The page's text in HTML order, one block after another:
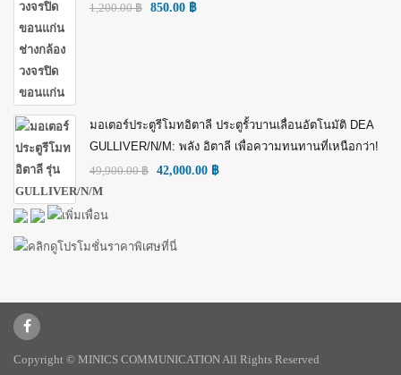
1,200.00฿ 850.00 ฿
มอเตอร์ประตูรีโมทอิตาลี ประตูรั้วบานเลื่อนอัตโนมัติ DEA
GULLIVER/N/M: พลัง อิตาลี เพื่อความทนทานที่เหนือกว่า!
49,900.00฿ 42,000.00 ฿
Copyright © MINICS COMMUNICATION All Rights Reserved